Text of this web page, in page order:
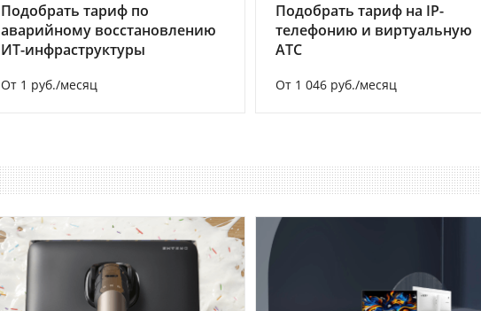
Подобрать тариф по
аварийному восстановлению
ИТ-инфраструктуры
От 1 руб./месяц
Подобрать тариф на IP-
телефонию и виртуальную
АТС
От 1 046 руб./месяц